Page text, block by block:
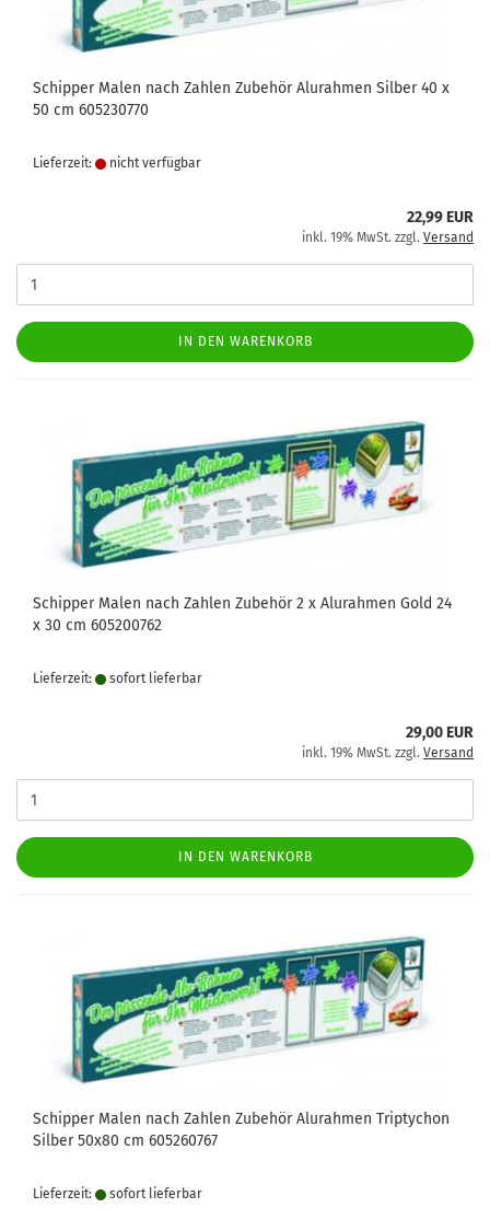
Schipper Malen nach Zahlen Zubehör Alurahmen Silber 40 x
50 cm 605230770
Lieferzeit: nicht verfügbar
22,99 EUR
inkl. 19% MwSt. zzgl. Versand
IN DEN WARENKORB
Schipper Malen nach Zahlen Zubehör 2 x Alurahmen Gold 24
x 30 cm 605200762
Lieferzeit: sofort lie­fer­bar
29,00 EUR
inkl. 19% MwSt. zzgl. Versand
IN DEN WARENKORB
Schipper Malen nach Zahlen Zubehör Alurahmen Triptychon
Silber 50x80 cm 605260767
Lieferzeit: sofort lie­fer­bar